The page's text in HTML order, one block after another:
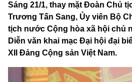
Sáng 21/1, thay mặt Đoàn Chủ
Trương Tấn Sang, Ủy viên Bộ
tịch nước Cộng hòa xã hội chủ
Diễn văn khai mạc Đại hội đại
XII Đảng Cộng sản Việt Nam.